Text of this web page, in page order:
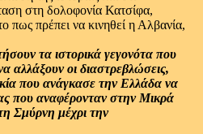
στη δολοφονία Κατσίφα,
πως πρέπει να κινηθεί η Αλβανία,
τα ιστορικά γεγονότα που
αλλάξουν οι διαστρεβλώσεις,
που ανάγκασε την Ελλάδα να
που αναφέρονταν στην Μικρά
Σμύρνη μέχρι την